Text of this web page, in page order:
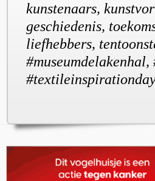
kunstenaars,
geschiedenis,
liefhebbers,